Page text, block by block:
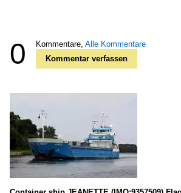
0 Kommentare, Alle Kommentare
Kommentar verfassen